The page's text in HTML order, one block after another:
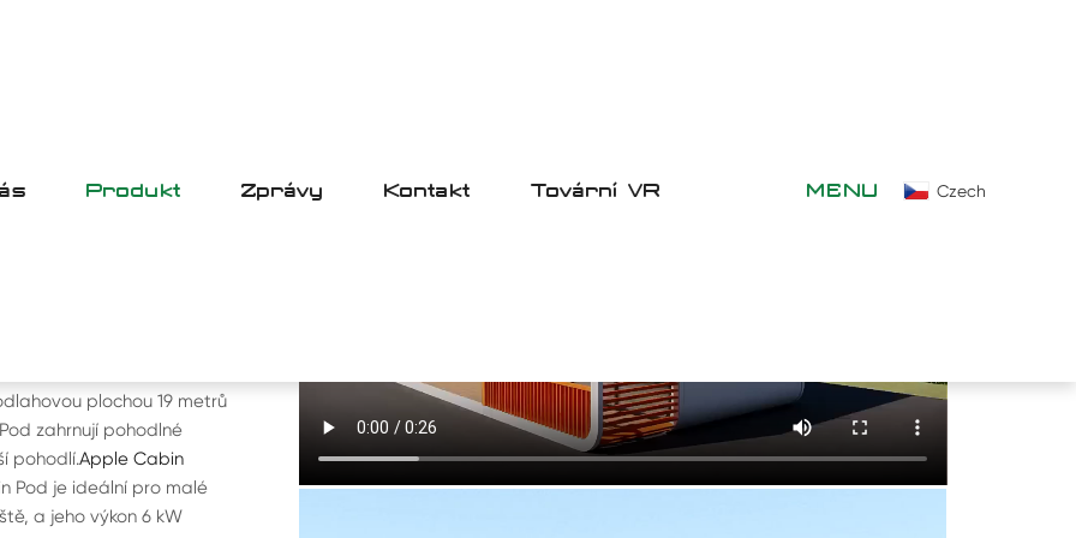
Produkt Zprávy Kontakt Tovární VR MENU Czech
plochou 19 metrů
zahrnují pohodlné
pohodlí.Apple Cabin
Pod je ideální pro malé
a jeho výkon 6 kW